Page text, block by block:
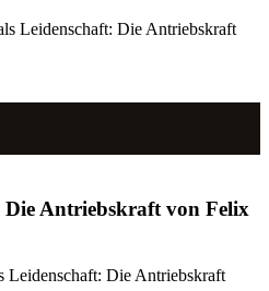
Leidenschaft: Die Antriebskraft
Die Antriebskraft von Felix
Leidenschaft: Die Antriebskraft